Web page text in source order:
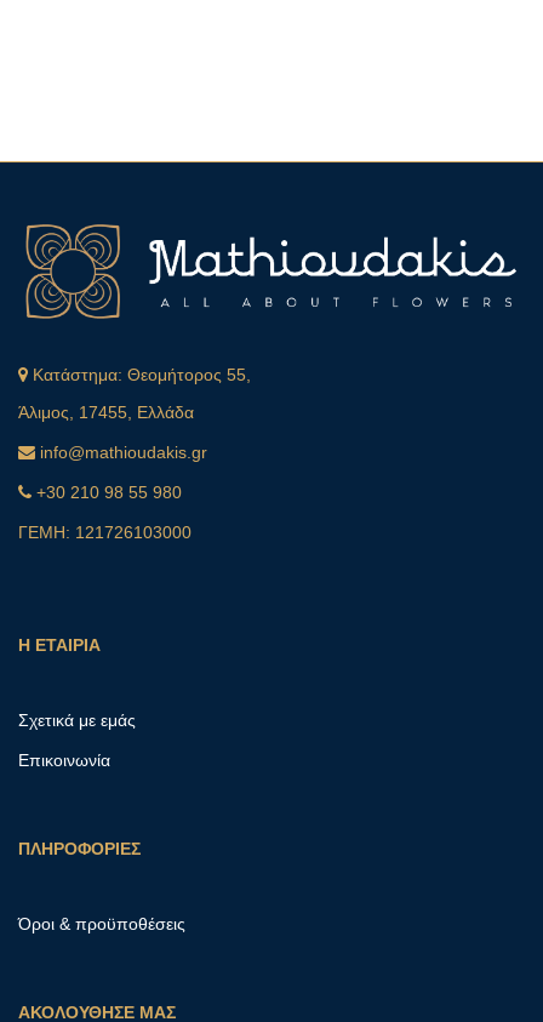
Κατάστημα: Θεομήτορος 55,
Άλιμος, 17455, Ελλάδα
info@mathioudakis.gr
+30 210 98 55 980
ΓΕΜΗ: 121726103000
Η ΕΤΑΙΡΙΑ
Σχετικά με εμάς
Επικοινωνία
ΠΛΗΡΟΦΟΡΙΕΣ
Όροι & προϋποθέσεις
ΑΚΟΛΟΥΘΗΣΕ ΜΑΣ